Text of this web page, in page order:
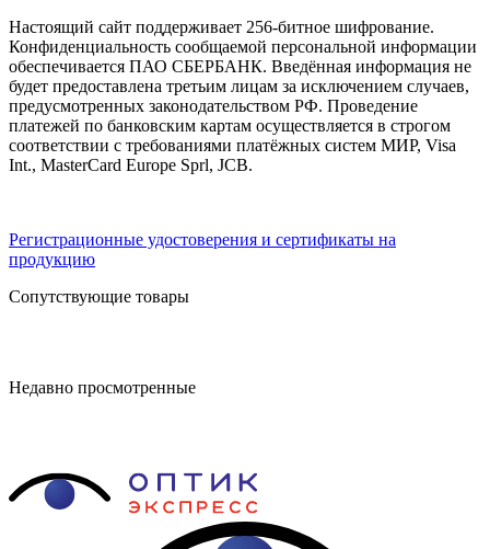
Настоящий сайт поддерживает 256-битное шифрование.
Конфиденциальность сообщаемой персональной информации
обеспечивается ПАО СБЕРБАНК. Введённая информация не
будет предоставлена третьим лицам за исключением случаев,
предусмотренных законодательством РФ. Проведение
платежей по банковским картам осуществляется в строгом
соответствии с требованиями платёжных систем МИР, Visa
Int., MasterCard Europe Sprl, JCB.
Регистрационные удостоверения и сертификаты на
продукцию
Сопутствующие товары
Недавно просмотренные